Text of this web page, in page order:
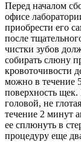
Перед началом
офисе
приобрести его
после
чистки зубов
собирать слюну
кровоточивости
можно в течение
поверхность
головой, не
течение 2 минут
ее сплюнуть в
процедуру еще